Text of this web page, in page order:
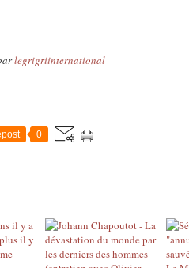
legrigriinternational
0